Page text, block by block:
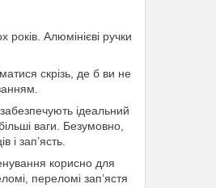
Алюмінієві ручки
скрізь, де б ви не
ідеальний
ваги. Безумовно,
і зап’ясть.
корисно для
переломі зап’ястя